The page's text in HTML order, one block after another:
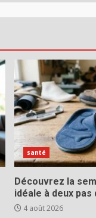
santé
Découvrez la
idéale à deux pas
4 août 2026